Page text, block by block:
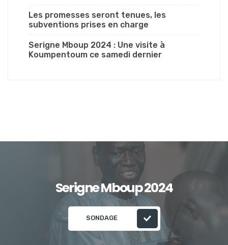
Les promesses seront tenues, les
subventions prises en charge
Serigne Mboup 2024 : Une visite à
Koumpentoum ce samedi dernier
Serigne Mboup 2024
SONDAGE